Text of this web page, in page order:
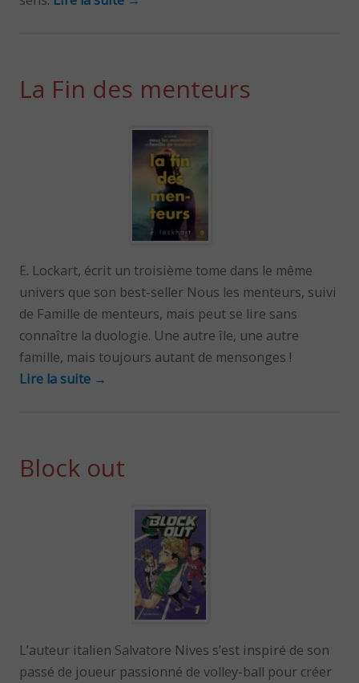
La Fin des menteurs
E. Lockart, écrit un troisième tome dans le même
univers que son best-seller Nous les menteurs, suivi
de Famille de menteurs, mais peut se lire sans
connaître la duologie. Une autre île, une autre
famille, mais toujours autant de mensonges !
Lire la suite →
Block out
L’auteur italien Salvatore Nives s’est inspiré de son
passé de joueur passionné de volley-ball pour créer